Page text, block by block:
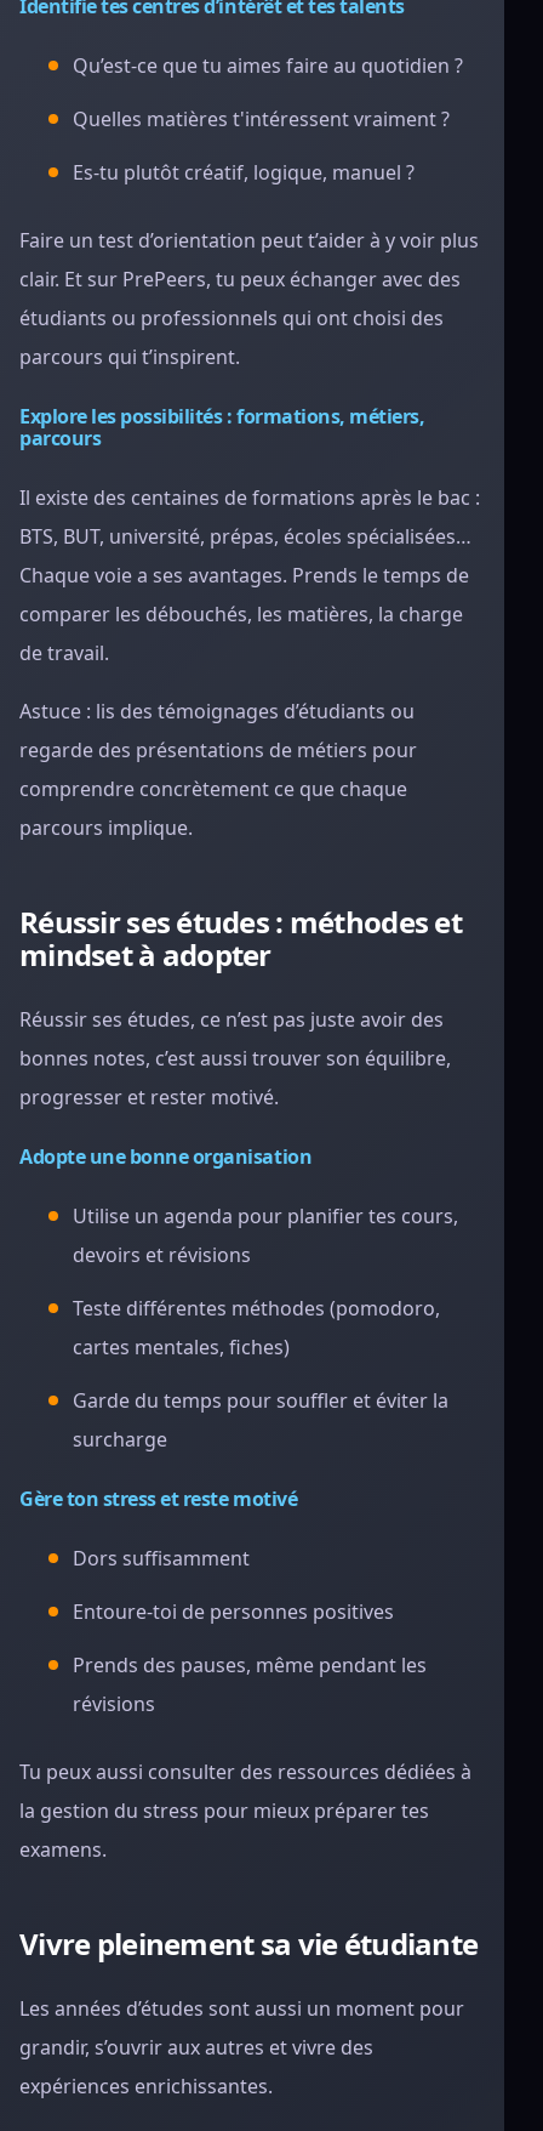
Identifie tes centres d’intérêt et tes talents
Qu’est-ce que tu aimes faire au quotidien ?
Quelles matières t'intéressent vraiment ?
Es-tu plutôt créatif, logique, manuel ?
Faire un test d’orientation peut t’aider à y voir plus
clair. Et sur PrePeers, tu peux échanger avec des
étudiants ou professionnels qui ont choisi des
parcours qui t’inspirent.
Explore les possibilités : formations, métiers,
parcours
Il existe des centaines de formations après le bac :
BTS, BUT, université, prépas, écoles spécialisées…
Chaque voie a ses avantages. Prends le temps de
comparer les débouchés, les matières, la charge
de travail.
Astuce : lis des témoignages d’étudiants ou
regarde des présentations de métiers pour
comprendre concrètement ce que chaque
parcours implique.
Réussir ses études : méthodes et
mindset à adopter
Réussir ses études, ce n’est pas juste avoir des
bonnes notes, c’est aussi trouver son équilibre,
progresser et rester motivé.
Adopte une bonne organisation
Utilise un agenda pour planifier tes cours,
devoirs et révisions
Teste différentes méthodes (pomodoro,
cartes mentales, fiches)
Garde du temps pour souffler et éviter la
surcharge
Gère ton stress et reste motivé
Dors suffisamment
Entoure-toi de personnes positives
Prends des pauses, même pendant les
révisions
Tu peux aussi consulter des ressources dédiées à
la gestion du stress pour mieux préparer tes
examens.
Vivre pleinement sa vie étudiante
Les années d’études sont aussi un moment pour
grandir, s’ouvrir aux autres et vivre des
expériences enrichissantes.